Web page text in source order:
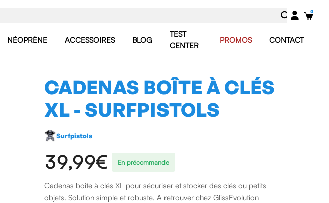
NÉOPRÈNE ACCESSOIRES BLOG
TEST
CENTER
PROMOS CONTACT
CADENAS BOÎTE À CLÉS
XL - SURFPISTOLS
Surfpistols
39,99€ En précommande
Cadenas boîte à clés XL pour sécuriser et stocker des clés ou petits
objets. Solution simple et robuste. A retrouver chez GlissEvolution